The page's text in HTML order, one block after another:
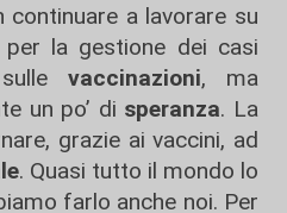
continuare a lavorare su
per la gestione dei casi
sullevaccinazioni, ma
un po’ di speranza. La
grazie ai vaccini, ad
. Quasi tutto il mondo lo
farlo anche noi. Per